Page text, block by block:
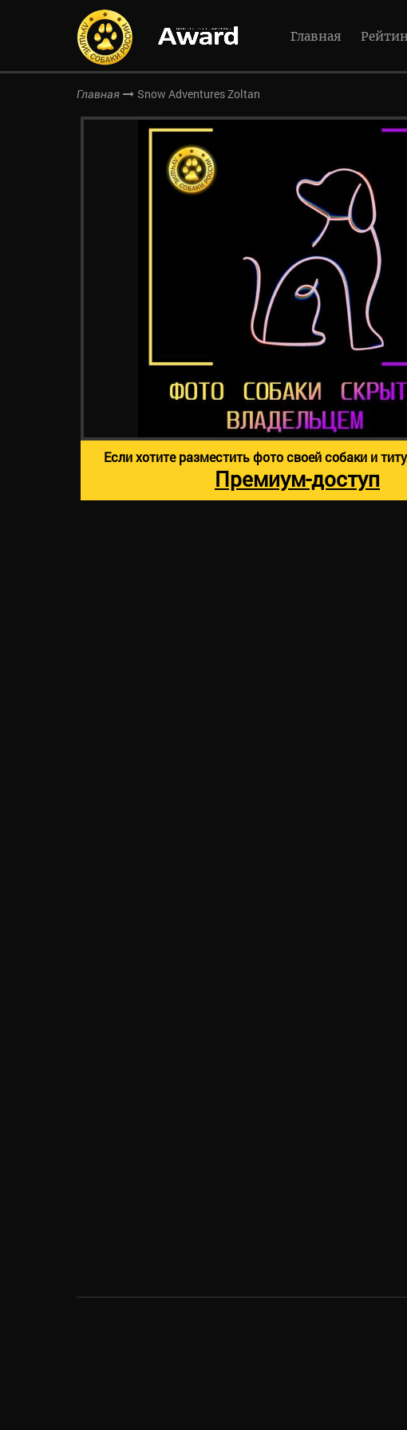
Главная
Главная Snow Adventures Zoltan
Если хотите разместить фото своей собаки и
Премиум-доступ